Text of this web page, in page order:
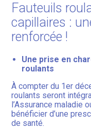
Fauteuils
capillaires :
renforcée !
Une prise en
roulants
À compter du 1er
roulants seront
l’Assurance maladie
bénéficier d’une
de santé.